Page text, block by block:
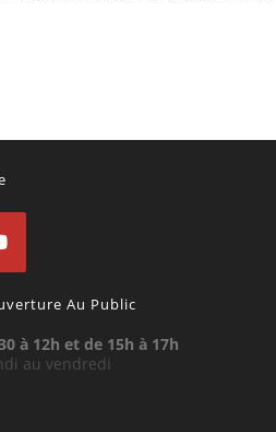
Au Public
à 12h et de 15h à 17h
au vendredi